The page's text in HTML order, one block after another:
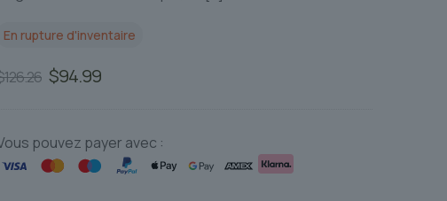
En rupture d'inventaire
126.26 Le
était :
$126.26.
$94.99Le
est :
$94.99.
pouvez payer avec :